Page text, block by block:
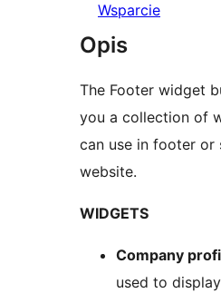
Wsparcie
Opis
The Footer widget
you a collection of
can use in footer or
website.
WIDGETS
Company
used to